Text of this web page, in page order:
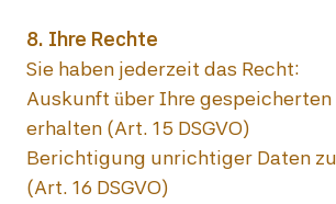
Sie haben jederzeit das Recht:
Auskunft über Ihre gespeicherten
erhalten (Art. 15 DSGVO)
Berichtigung unrichtiger Daten
(Art. 16 DSGVO)